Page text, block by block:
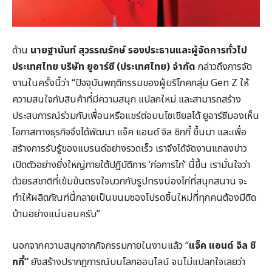
ด้าน นายฐานันท์ สุวรรณรักษ์รองประธานและผู้จัดการทั่วไป
ประเทศไทย บริษัท ยูอาร์ซี (ประเทศไทย) จำกัด กล่าวถึงการจัด
งานในครั้งนี้ว่า “ปัจจุบันพฤติกรรมของผู้บริโภคกลุ่ม Gen Z ให้
ความสนใจกับสินค้าที่มีความสนุก แปลกใหม่ และสามารถสร้าง
ประสบการณ์ร่วมกับเพื่อนหรือแชร์ต่อบนโซเชียลได้ ยูอาร์ซีมองเห็น
โอกาสทางธุรกิจจึงได้พัฒนา แจ็ค แอนด์ จิล ชิกกี้ ขึ้นมา และเพื่อ
สร้างการรับรู้ของแบรนด์อย่างรวดเร็ว เราจึงได้จัดงานแถลงข่าว
เปิดตัวอย่างยิ่งใหญ่ภายใต้ปฏิบัติการ ‘ก่อการไก่’ นี้ขึ้น เรามั่นใจว่า
ด้วยรสชาติที่เข้มข้นตรงใจบวกกับรูปทรงน่องไก่ที่สนุกสนาน จะ
ทำให้ผลิตภัณฑ์นี้กลายเป็นขนมซองโปรดชิ้นใหม่ที่ทุกคนต้องมีติด
บ้านอย่างแน่นอนครับ”
นอกจากความสนุกจากกิจกรรมภายในงานแล้ว “แจ็ค แอนด์ จิล ชิ
กกี้”ยังสร้างปรากฏการณ์บนโลกออนไลน์ จนไม่แปลกใจเลยว่า